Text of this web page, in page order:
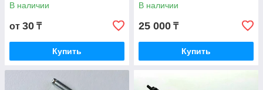
В наличии
от 30 ₸
Купить
В наличии
25 000 ₸
Купить